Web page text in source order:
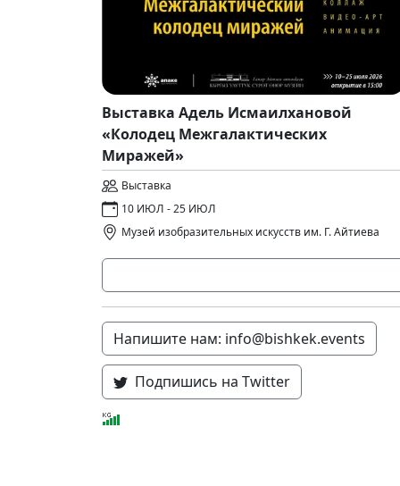
Выставка Адель Исмаилхановой
«Колодец Межгалактических
Миражей»
Выставка
10 ИЮЛ - 25 ИЮЛ
Музей изобразительных искусств им. Г. Айтиева
Напишите нам: info@bishkek.events
Подпишись на Twitter